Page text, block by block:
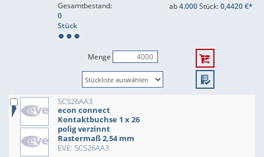
Gesamtbestand:
0
Stück
ab4.000Stück:0,4420 €*
Menge
SCS26AA3
econ connect
Kontaktbuchse 1 x 26
polig verzinnt
Rastermaß 2,54 mm
EVE: SCS26AA3